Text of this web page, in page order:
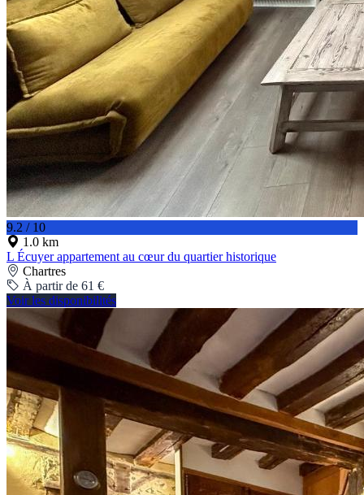
9.2 / 10
1.0 km
L Écuyer appartement au cœur du quartier historique
Chartres
À partir de 61 €
Voir les disponibilités